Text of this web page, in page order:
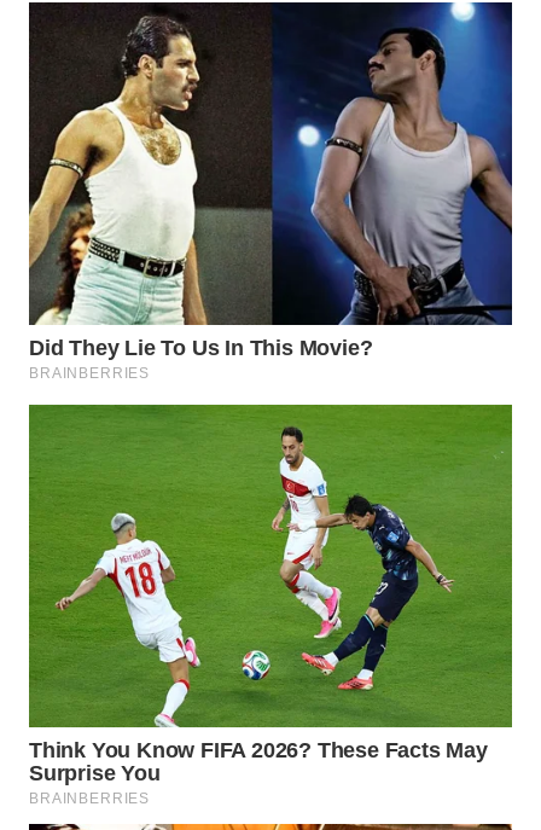
SAMOSIR
WN
PADANG
LAWAS
WN
SUMEDANG
WN
CIANJUR
WN
KEPULAUAN
SERIBU
WN
TANGERANG
WN
BINJAI
WN
CIREBON